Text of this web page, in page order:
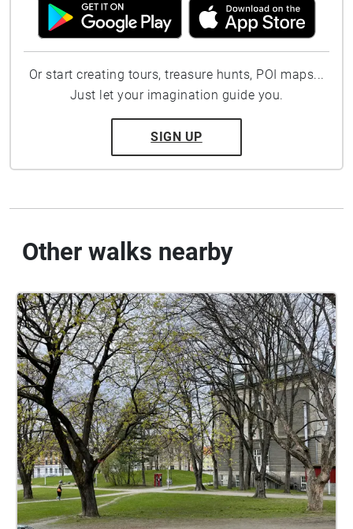
Or start creating tours, treasure hunts, POI maps...
Just let your imagination guide you.
SIGN UP
Other walks nearby